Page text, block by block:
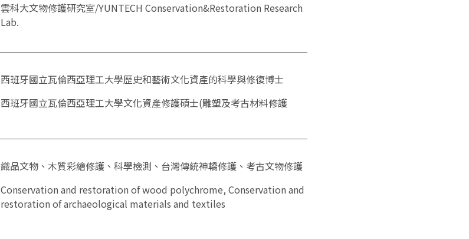
雲科大文物修護研究室/YUNTECH Conservation&Restoration Research
Lab.
西班牙國立瓦倫西亞理工大學歷史和藝術文化資產的科學與修復博士
西班牙國立瓦倫西亞理工大學文化資產修護碩士(雕塑及考古材料修護
織品文物、木質彩繪修護、科學檢測、台灣傳統神轎修護、考古文物修護
Conservation and restoration of wood polychrome, Conservation and
restoration of archaeological materials and textiles